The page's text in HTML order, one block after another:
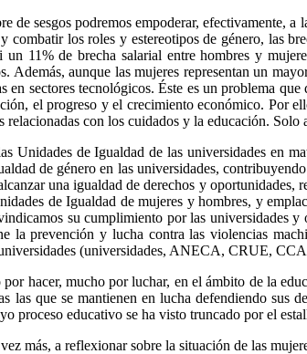
de sesgos podremos empoderar, efectivamente,
combatir los roles y estereotipos de género, las
11% de brecha salarial entre hombres y
Además, aunque las mujeres representan un
en sectores tecnológicos. Éste es un problema
el progreso y el crecimiento económico. Por
relacionadas con los cuidados y la educación.
Unidades de Igualdad de las universidades en
de género en las universidades,
una igualdad de derechos y
de Igualdad de mujeres y hombres, y
su cumplimiento por las universidades
la prevención y lucha contra las violencias
(universidades, ANECA, CRUE,
hacer, mucho por luchar, en el ámbito de la
las que se mantienen en lucha defendiendo sus
proceso educativo se ha visto truncado por el
más, a reflexionar sobre la situación de las